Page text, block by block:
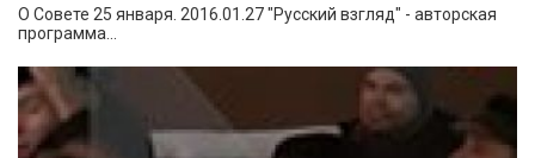
О Совете 25 января. 2016.01.27 "Русский взгляд" - авторская
программа...